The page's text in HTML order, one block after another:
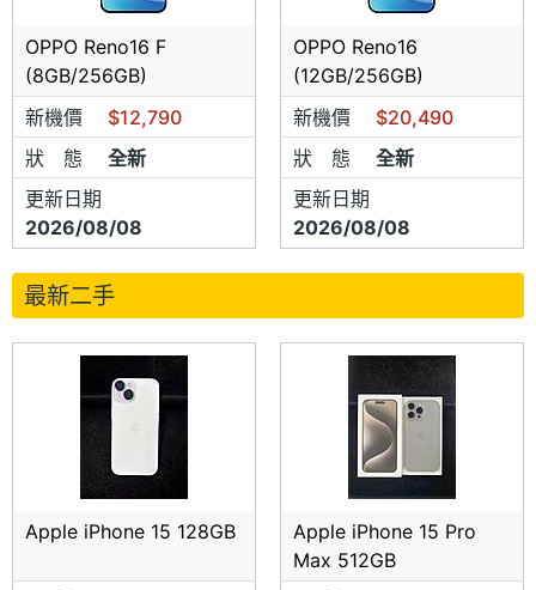
OPPO Reno16 F
(8GB/256GB)
新機價
$12,790
狀 態
全新
更新日期
2026/08/08
OPPO Reno16
(12GB/256GB)
新機價
$20,490
狀 態
全新
更新日期
2026/08/08
最新二手
Apple iPhone 15 128GB
Apple iPhone 15 Pro
Max 512GB